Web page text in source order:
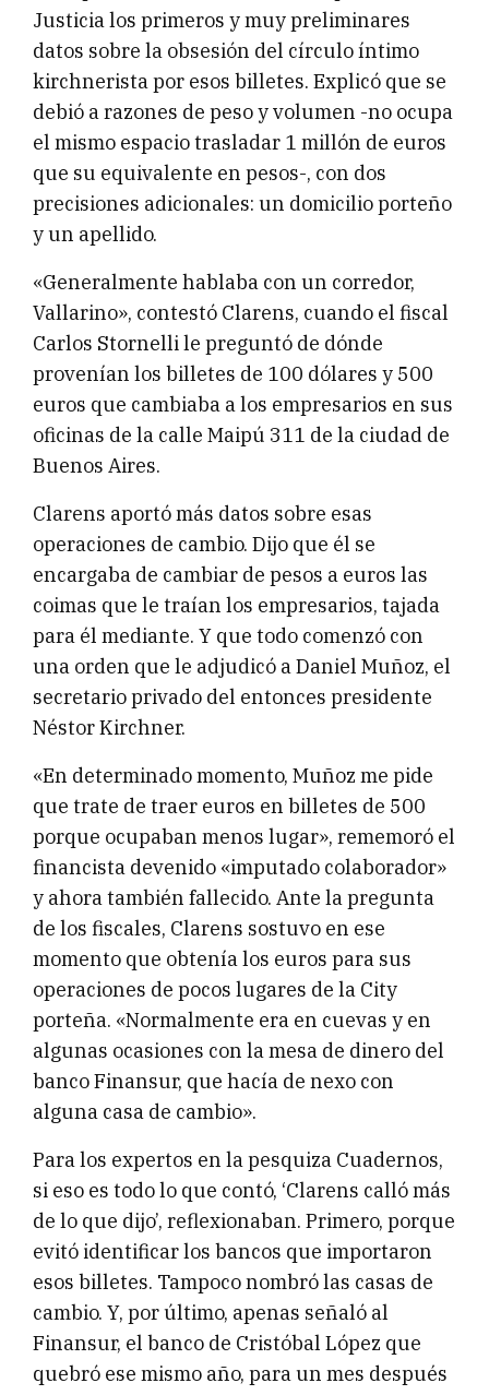
Justicia los primeros y muy preliminares
datos sobre la obsesión del círculo íntimo
kirchnerista por esos billetes. Explicó que se
debió a razones de peso y volumen -no ocupa
el mismo espacio trasladar 1 millón de euros
que su equivalente en pesos-, con dos
precisiones adicionales: un domicilio porteño
y un apellido.
«Generalmente hablaba con un corredor,
Vallarino», contestó Clarens, cuando el fiscal
Carlos Stornelli le preguntó de dónde
provenían los billetes de 100 dólares y 500
euros que cambiaba a los empresarios en sus
oficinas de la calle Maipú 311 de la ciudad de
Buenos Aires.
Clarens aportó más datos sobre esas
operaciones de cambio. Dijo que él se
encargaba de cambiar de pesos a euros las
coimas que le traían los empresarios, tajada
para él mediante. Y que todo comenzó con
una orden que le adjudicó a Daniel Muñoz, el
secretario privado del entonces presidente
Néstor Kirchner.
«En determinado momento, Muñoz me pide
que trate de traer euros en billetes de 500
porque ocupaban menos lugar», rememoró el
financista devenido «imputado colaborador»
y ahora también fallecido. Ante la pregunta
de los fiscales, Clarens sostuvo en ese
momento que obtenía los euros para sus
operaciones de pocos lugares de la City
porteña. «Normalmente era en cuevas y en
algunas ocasiones con la mesa de dinero del
banco Finansur, que hacía de nexo con
alguna casa de cambio».
Para los expertos en la pesquiza Cuadernos,
si eso es todo lo que contó, ‘Clarens calló más
de lo que dijo’, reflexionaban. Primero, porque
evitó identificar los bancos que importaron
esos billetes. Tampoco nombró las casas de
cambio. Y, por último, apenas señaló al
Finansur, el banco de Cristóbal López que
quebró ese mismo año, para un mes después